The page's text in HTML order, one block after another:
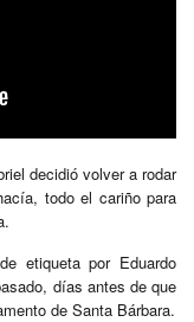
decidió volver a rodar
todo el cariño para
etiqueta por Eduardo
días antes de que
de Santa Bárbara.